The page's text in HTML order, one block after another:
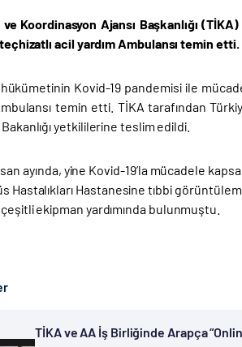
Koordinasyon Ajansı Başkanlığı
acil yardım Ambulansı temin etti.
Kovid-19 pandemisi ile
temin etti. TİKA tarafından
yetkililerine teslim edildi.
ayında, yine Kovid-19’la mücadele
Hastalıkları Hastanesine tıbbi
ekipman yardımında bulunmuştu.
TİKA ve AA İş Birliğinde Arapça